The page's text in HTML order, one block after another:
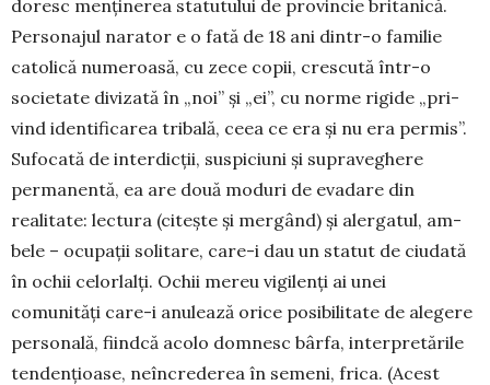
doresc menținerea statutului de provin­cie britanică.
Personajul narator e o fată de 18 ani dintr-o familie
catolică numeroasă, cu zece copii, crescută într-o
societate divi­zată în „noi” și „ei”, cu norme rigide „pri­
vind identificarea tribală, ceea ce era și nu era permis”.
Sufocată de interdicții, suspiciuni și supraveghere
perma­nen­tă, ea are două mo­duri de evadare din
realitate: lectura (citește și mer­gând) și alergatul, am­
bele – ocupații solitare, care-i dau un statut de ciudată
în ochii celor­lalți. Ochii mereu vi­gi­lenți ai unei
comunități care-i anulează orice posibilitate de alegere
personală, fiindcă acolo domnesc bârfa, interpretările
tenden­țioa­se, neîncrederea în semeni, frica. (Acest